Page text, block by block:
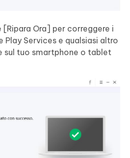
[Ripara Ora] per correggere i
Play Services e qualsiasi altro
sul tuo smartphone o tablet